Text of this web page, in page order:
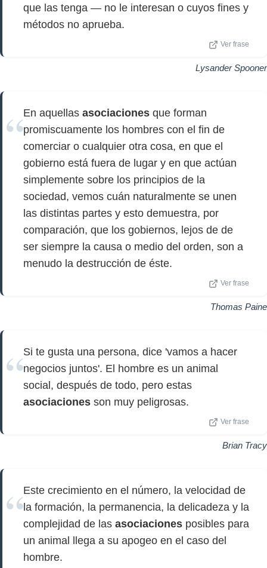
que las tenga — no le interesan o cuyos fines y
métodos no aprueba.
Ver frase
Lysander Spooner
En aquellas asociaciones que forman
promiscuamente los hombres con el fin de
comerciar o cualquier otra cosa, en que el
gobierno está fuera de lugar y en que actúan
simplemente sobre los principios de la
sociedad, vemos cuán naturalmente se unen
las distintas partes y esto demuestra, por
comparación, que los gobiernos, lejos de de
ser siempre la causa o medio del orden, son a
menudo la destrucción de éste.
Ver frase
Thomas Paine
Si te gusta una persona, dice 'vamos a hacer
negocios juntos'. El hombre es un animal
social, después de todo, pero estas
asociaciones son muy peligrosas.
Ver frase
Brian Tracy
Este crecimiento en el número, la velocidad de
la formación, la permanencia, la delicadeza y la
complejidad de las asociaciones posibles para
un animal llega a su apogeo en el caso del
hombre.